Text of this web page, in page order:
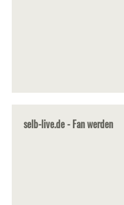
selb-live.de - Fan werden